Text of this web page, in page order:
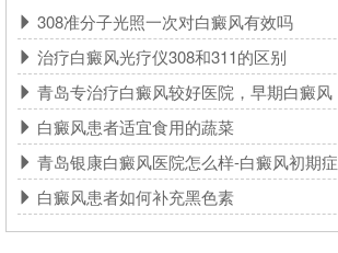
308准分子光照一次对白癜风有效吗
治疗白癜风光疗仪308和311的区别
青岛专治疗白癜风较好医院，早期白癜风
白癜风患者适宜食用的蔬菜
青岛银康白癜风医院怎么样-白癜风初期症
白癜风患者如何补充黑色素